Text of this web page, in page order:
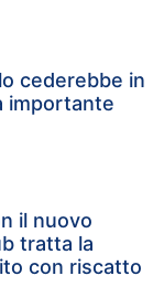
cederebbe in
importante
il nuovo
tratta la
con riscatto